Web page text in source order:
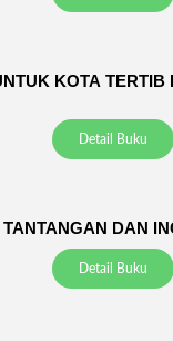
KOTA
Detail Buku
DAN
Detail Buku